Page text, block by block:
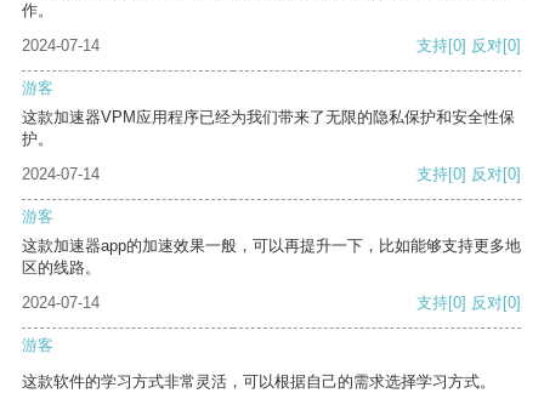
作。
2024-07-14
支持[0] 反对[0]
游客
这款加速器VPM应用程序已经为我们带来了无限的隐私保护和安全性保
护。
2024-07-14
支持[0] 反对[0]
游客
这款加速器app的加速效果一般，可以再提升一下，比如能够支持更多地
区的线路。
2024-07-14
支持[0] 反对[0]
游客
这款软件的学习方式非常灵活，可以根据自己的需求选择学习方式。